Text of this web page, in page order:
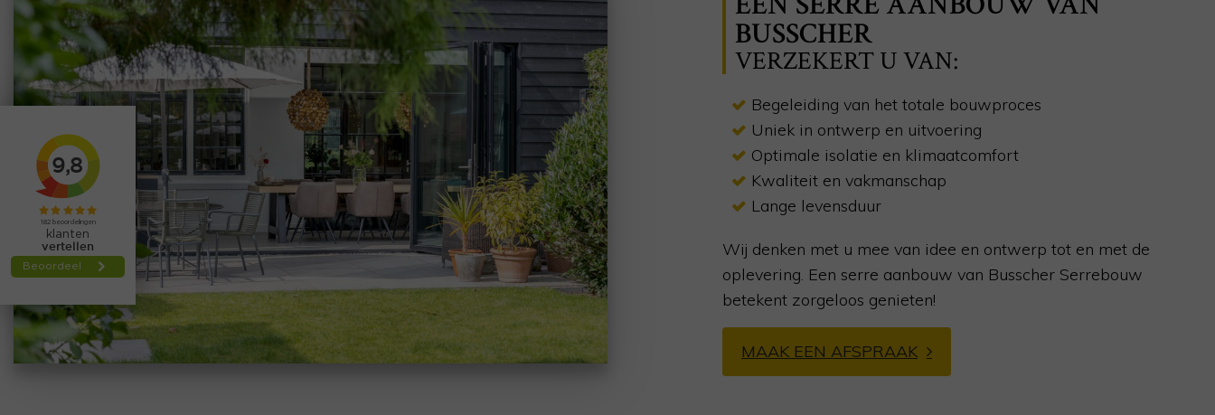
BUSSCHER
VERZEKERT U VAN:
Begeleiding van het totale bouwproces
Uniek in ontwerp en uitvoering
Optimale isolatie en klimaatcomfort
Kwaliteit en vakmanschap
Lange levensduur
Wij denken met u mee van idee en ontwerp tot en met de
oplevering. Een serre aanbouw van Busscher Serrebouw
betekent zorgeloos genieten!
MAAK EEN AFSPRAAK